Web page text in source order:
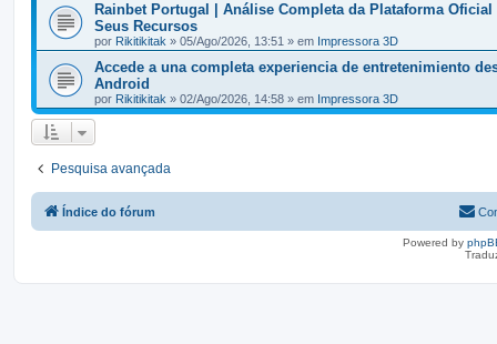
Rainbet Portugal | Análise Completa da Plataforma Oficial
Seus Recursos
por Rikitikitak » 05/Ago/2026, 13:51 » em Impressora 3D
Accede a una completa experiencia de entretenimiento
Android
por Rikitikitak » 02/Ago/2026, 14:58 » em Impressora 3D
Pesquisa avançada
Índice do fórum
Powered by